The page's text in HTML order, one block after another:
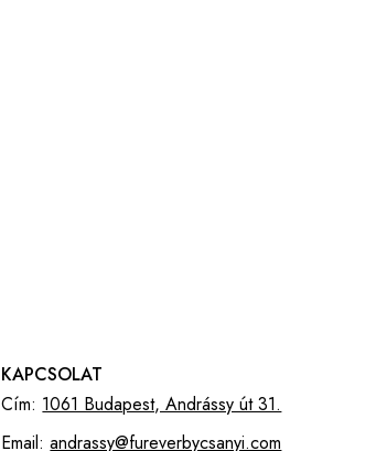
KAPCSOLAT
Cím: 1061 Budapest, Andrássy út 31.
Email:andrassy@fureverbycsanyi.com